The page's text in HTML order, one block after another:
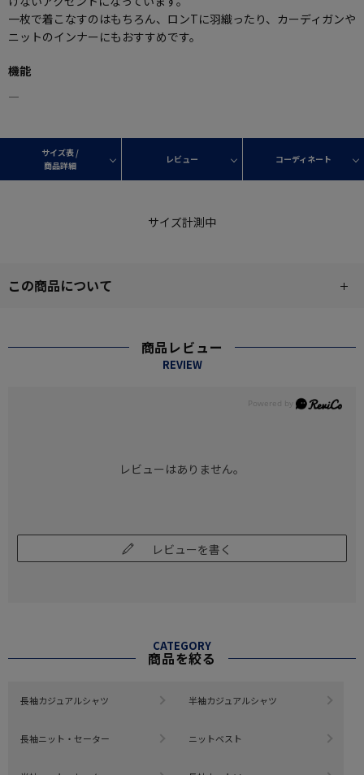
一枚で着こなすのはもちろん、ロンTに羽織ったり、カーディガンや
ニットのインナーにもおすすめです。
機能
―
サイズ表 /
商品詳細
レビュー コーディネート
サイズ計測中
この商品について
商品レビュー
REVIEW
レビューはありません。
レビューを書く
CATEGORY
商品を絞る
長袖カジュアルシャツ 半袖カジュアルシャツ
長袖ニット・セーター ニットベスト